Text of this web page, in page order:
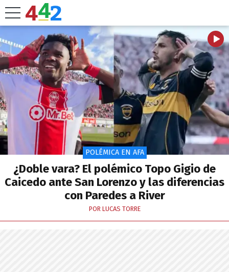
POLÉMICA EN AFA
¿Doble vara? El polémico Topo Gigio de
Caicedo ante San Lorenzo y las diferencias
con Paredes a River
POR LUCAS TORRE